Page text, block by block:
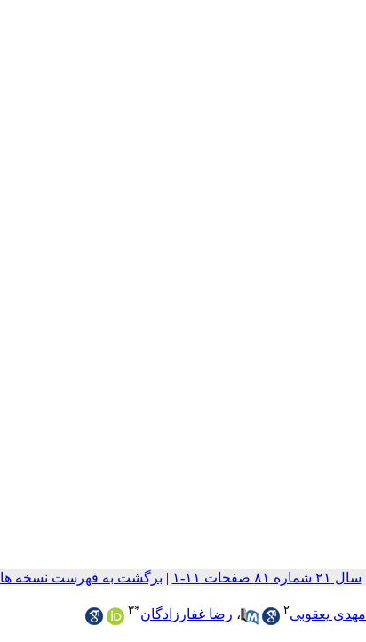
سال ۲۱ شماره ۸۱ صفحات ۱۱-۱ | برگشت به فهرست نسخه ها
مهدی یعقوبی۲ ، رضا غفارزادگان*۳